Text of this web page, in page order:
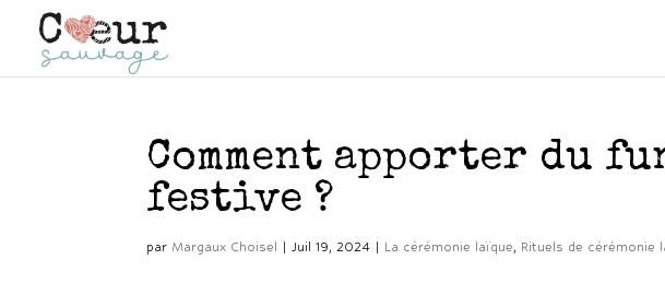
Comment apporter du
festive ?
par Margaux Choisel |Juil 19, 2024 La cérémonie laïque, Rituels de cérémonie